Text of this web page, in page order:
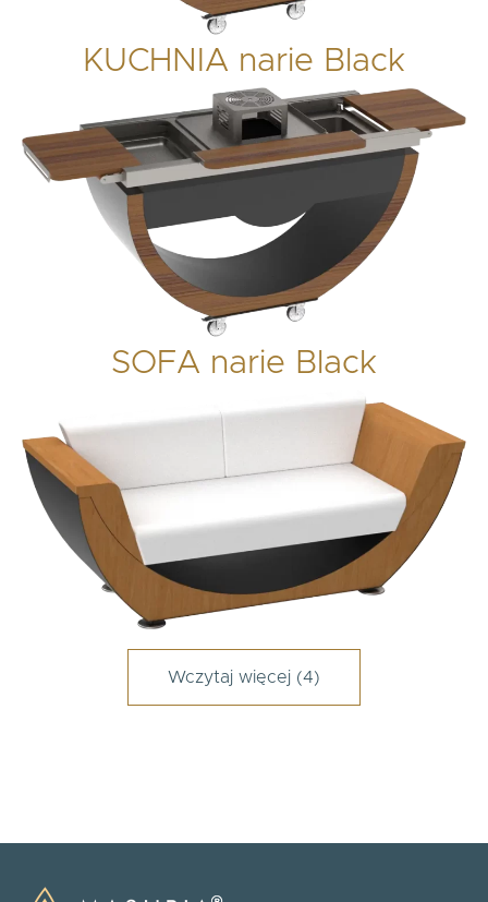
KUCHNIA narie Black
SOFA narie Black
Wczytaj więcej (4)